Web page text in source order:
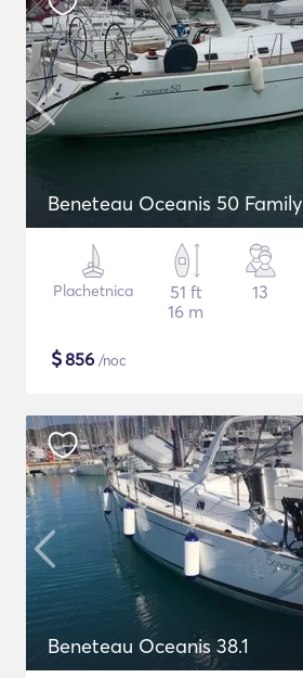
Beneteau Oceanis 50 Family
Plachetnica
51 ft
16 m
13
$856 /noc
Beneteau Oceanis 38.1